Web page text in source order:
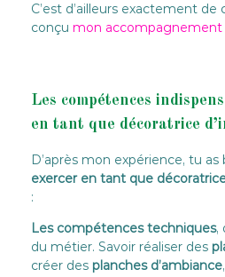
C’est d’ailleurs exactement de
conçu mon accompagnement
Les compétences
en tant que décoratrice
D’après mon expérience, tu
exercer en tant que
:
Les compétences techniques,
du métier. Savoir réaliser des
créer des planches d’ambiance